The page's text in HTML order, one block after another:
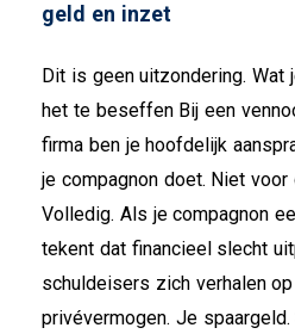
geld en inzet
Dit is geen uitzondering. Wat
het te beseffen Bij een
firma ben je hoofdelijk
je compagnon doet. Niet voor
Volledig. Als je compagnon
tekent dat financieel slecht
schuldeisers zich verhalen
privévermogen. Je